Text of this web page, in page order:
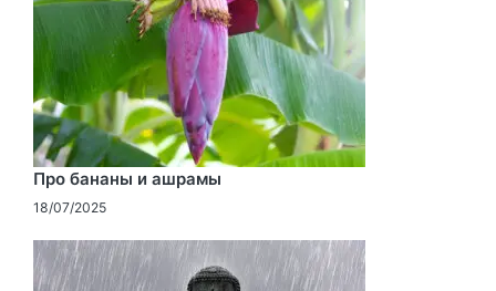
Про бананы и ашрамы
18/07/2025